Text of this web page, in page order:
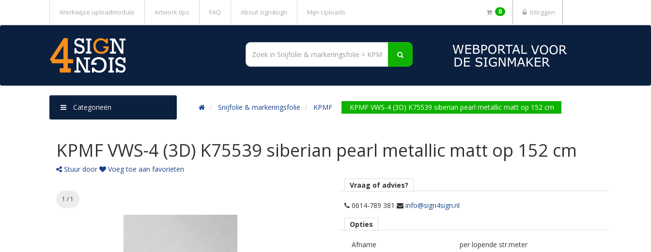
Werkwijze uploadmodule Artwork tips FAQ About sign4sign Mijn Uploads 0 Inloggen
Snijfolie & markeringsfolie KPMF KPMF VWS-4 (3D) K75539 siberian pearl metallic matt op 152 cm
Categorieën
KPMF VWS-4 (3D) K75539 siberian pearl metallic matt op 152 cm
Stuur door Voeg toe aan favorieten
1 / 1
Vraag of advies?
0614-789 381 info@sign4sign.nl
Opties
Afname per lopende str.meter